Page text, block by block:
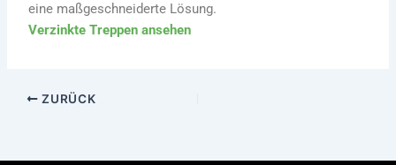
eine maßgeschneiderte Lösung.
Verzinkte Treppen ansehen
ZURÜCK